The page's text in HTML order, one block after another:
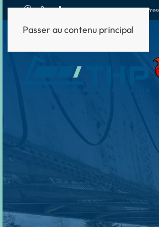
Passer au contenu principal
THP, Techniques Haute
HYDRODÉMOLITION
Manuelle, robotisée, mécanisée De la très haute à